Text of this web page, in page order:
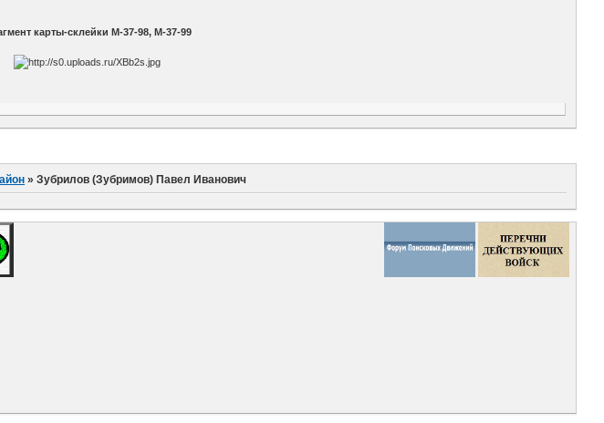
карты-склейки М-37-98, М-37-99
»Зубрилов (Зубримов) Павел Иванович